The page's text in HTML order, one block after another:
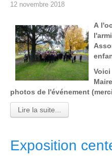
12 novembre 2018
A
photos de l'événement
Lire la suite...
Exposition